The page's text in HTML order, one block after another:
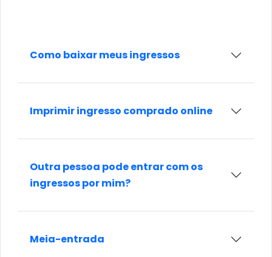
Como baixar meus ingressos
Imprimir ingresso comprado online
Outra pessoa pode entrar com os
ingressos por mim?
Meia-entrada